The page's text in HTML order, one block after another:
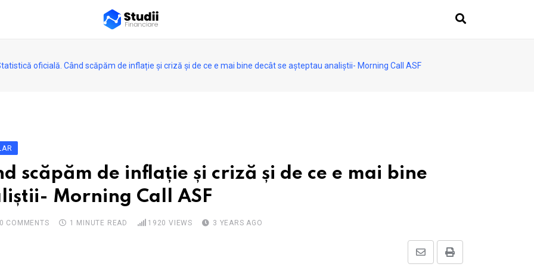
oficială. Când scăpăm de inflație și criză și de ce e mai bine decât se așteptau analiștii- Morning Call ASF
scăpăm de inflație și criză și de ce e mai bine
Morning Call ASF
0 COMMENTS 1 MINUTE READ 1920 VIEWS 3 YEARS AGO
Print
Share